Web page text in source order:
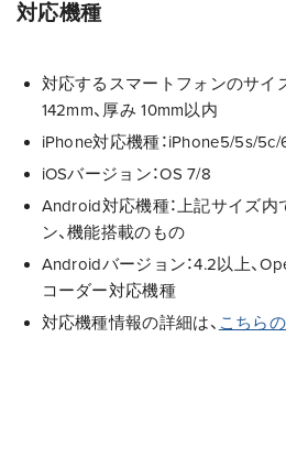
対応機種
対応するスマートフォンのサイ
142mm、厚み 10mm以内
iPhone対応機種：iPhone5/5s/5c/
iOSバージョン：OS 7/8
Android対応機種：上記サイズ内
ン、機能搭載のもの
Androidバージョン：4.2以上、
コーダー対応機種
対応機種情報の詳細は、 こちら